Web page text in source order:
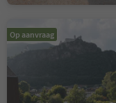
Op aanvraag